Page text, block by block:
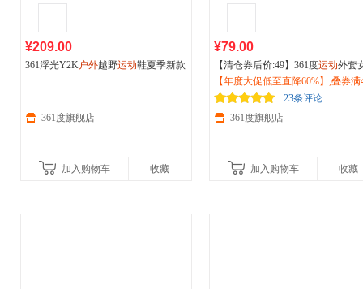
¥209.00
361浮光Y2K户外越野运动鞋夏季新款
361度旗舰店
加入购物车 收藏
¥79.00
【清仓券后价:49】361度运动外套
026夏季新款速干紧身防晒衣户外
外线防晒服662514607
【年度大促低至直降60%】,叠券满
减150/600减230,立即抢购！
23条评论
361度旗舰店
加入购物车 收藏